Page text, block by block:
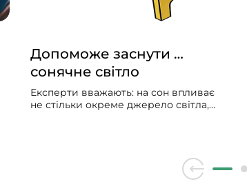
Допоможе заснути …
сонячне світло
Експерти вважають: на сон впливає
не стільки окреме джерело світла,
світла вдень, тим менше його вплив